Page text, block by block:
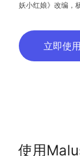
妖小红娘》改编，
立即使
使用